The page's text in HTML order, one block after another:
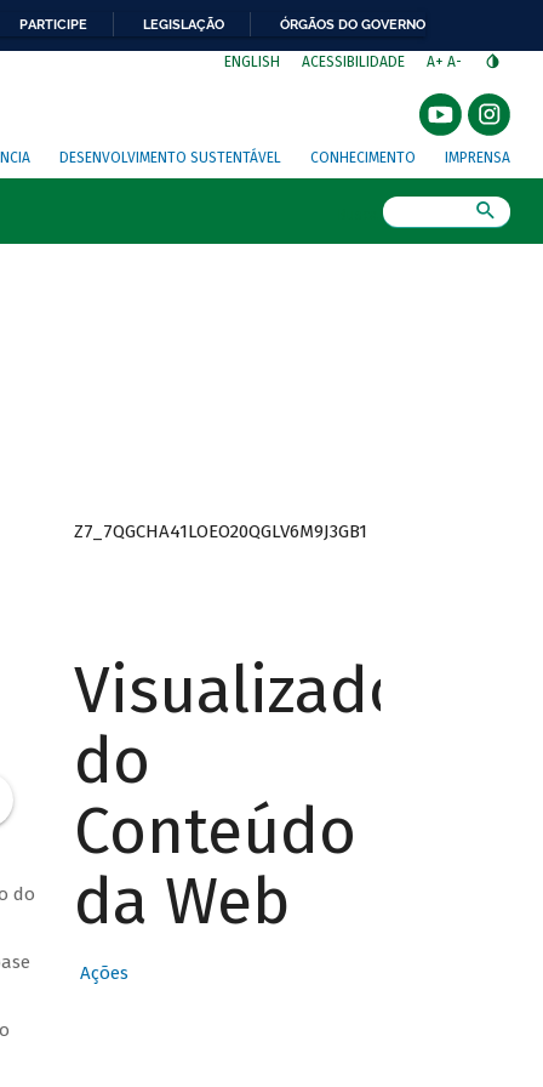
PARTICIPE LEGISLAÇÃO ÓRGÃOS DO GOVERNO
ENGLISH ACESSIBILIDADE A+ A-
DESENVOLVIMENTO SUSTENTÁVEL CONHECIMENTO IMPRENSA
do
Z7_7QGCHA41LOEO20QGLV6M9J3GB1
Visualizador
do
Conteúdo
da Web
Ações